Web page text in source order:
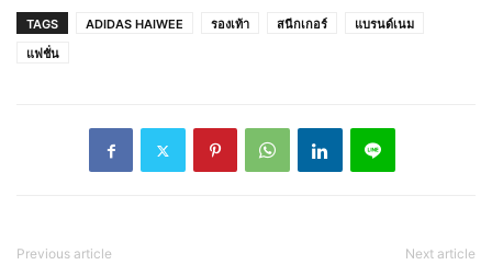
TAGS ADIDAS HAIWEE รองเท้า สนีกเกอร์
แบรนด์เนม
แฟชั่น
Previous article Next article